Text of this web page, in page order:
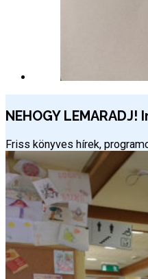
NEHOGY
Friss könyves hírek,